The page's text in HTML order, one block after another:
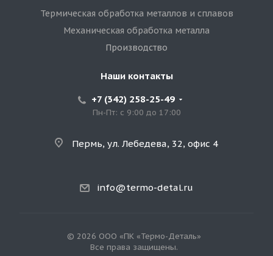
Термическая обработка металлов и сплавов
Механическая обработка металла
Производство
Наши контакты
+7 (342) 258-25-49
Пн-Пт: с 9:00 до 17:00
Пермь, ул. Лебедева, 32, офис 4
info@termo-detal.ru
© 2026 ООО «ПК «Термо-Деталь»
Все права защищены.